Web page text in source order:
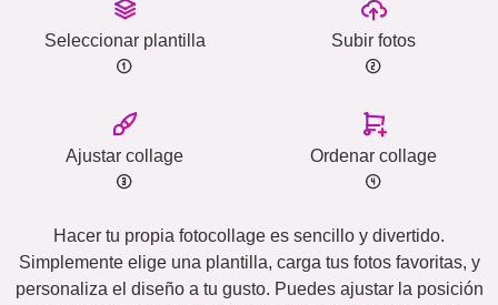
Seleccionar plantilla Subir fotos
Ajustar collage Ordenar collage
Hacer tu propia fotocollage es sencillo y divertido.
Simplemente elige una plantilla, carga tus fotos favoritas, y
personaliza el diseño a tu gusto. Puedes ajustar la posición